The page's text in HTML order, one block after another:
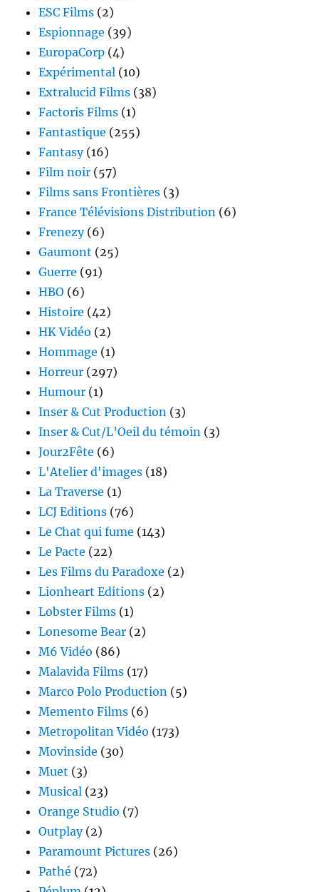
ESC Films (2)
Espionnage (39)
EuropaCorp (4)
Expérimental (10)
Extralucid Films (38)
Factoris Films (1)
Fantastique (255)
Fantasy(16)
Film noir (57)
Films sans Frontières (3)
France Télévisions Distribution (6)
Frenezy(6)
Gaumont (25)
Guerre (91)
HBO (6)
Histoire (42)
HK Vidéo (2)
Hommage (1)
Horreur (297)
Humour (1)
Inser & Cut Production (3)
Inser & Cut/L’Oeil du témoin (3)
Jour2Fête (6)
L'Atelier d'images (18)
La Traverse (1)
LCJ Editions (76)
Le Chat qui fume (143)
Le Pacte (22)
Les Films du Paradoxe (2)
Lionheart Editions (2)
Lobster Films (1)
Lonesome Bear (2)
M6 Vidéo (86)
Malavida Films (17)
Marco Polo Production (5)
Memento Films (6)
Metropolitan Vidéo (173)
Movinside (30)
Muet (3)
Musical (23)
Orange Studio (7)
Outplay(2)
Paramount Pictures (26)
Pathé (72)